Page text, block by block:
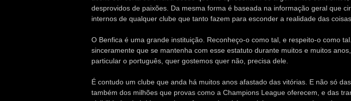
desprovidos de paixões. Da mesma forma é baseada na informação geral que
internos de qualquer clube que tanto fazem para esconder a realidade das coisas.
O Benfica é uma grande instituição. Reconheço-o como tal, e respeito-o como
sinceramente que se mantenha com esse estatuto durante muitos e muitos
particular o português, quer gostemos quer não, precisa dele.
É contudo um clube que anda há muitos anos afastado das vitórias. E não só
também dos milhões que provas como a Champions League oferecem, e das